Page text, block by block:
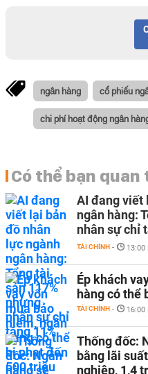
ngân hàng cổ phiếu
chi phí hoạt động ngân
Có thể bạn quan
AI đang viết
ngân hàng:
nhân sự chỉ
TÀI CHÍNH -
Ép khách
hàng có thể
TÀI CHÍNH -
Thống đốc:
bằng lãi
nghiệp, 1,4